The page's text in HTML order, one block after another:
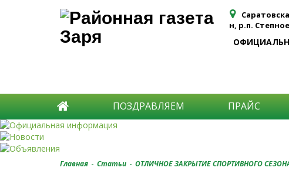
н, р.п.
ПОЗДРАВЛЯЕМ ПРАЙС
Главная - Статьи - ОТЛИЧНОЕ ЗАКРЫТИЕ СПОРТИВНОГО